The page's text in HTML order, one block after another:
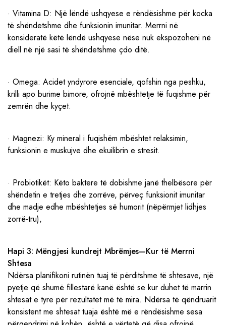
· Vitamina D: Një lëndë ushqyese e rëndësishme për kocka
të shëndetshme dhe funksionin imunitar. Merrni në
konsideratë këtë lëndë ushqyese nëse nuk ekspozoheni në
diell në një sasi të shëndetshme çdo ditë.
· Omega: Acidet yndyrore esenciale, qofshin nga peshku,
krilli apo burime bimore, ofrojnë mbështetje të fuqishme për
zemrën dhe kyçet.
· Magnezi: Ky mineral i fuqishëm mbështet relaksimin,
funksionin e muskujve dhe ekuilibrin e stresit.
· Probiotikët: Këto baktere të dobishme janë thelbësore për
shëndetin e tretjes dhe zorrëve, përveç funksionit imunitar
dhe madje edhe mbështetjes së humorit (nëpërmjet lidhjes
zorrë-tru),
Hapi 3: Mëngjesi kundrejt Mbrëmjes—Kur të Merrni
Shtesa
Ndërsa planifikoni rutinën tuaj të përditshme të shtesave, një
pyetje që shumë fillestarë kanë është se kur duhet të marrin
shtesat e tyre për rezultatet më të mira. Ndërsa të qëndruarit
konsistent me shtesat tuaja është më e rëndësishme sesa